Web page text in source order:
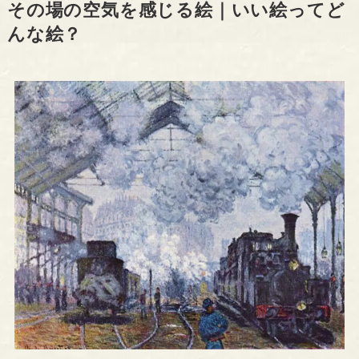
その場の空気を感じる絵｜いい絵ってど
んな絵？